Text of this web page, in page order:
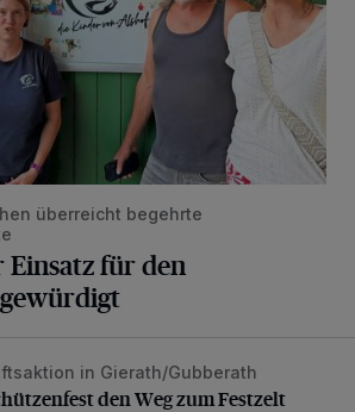
überreicht begehrte
für den
den Weg zum Festzelt
in Gierath/Gubberath
den Weg zum Festzelt